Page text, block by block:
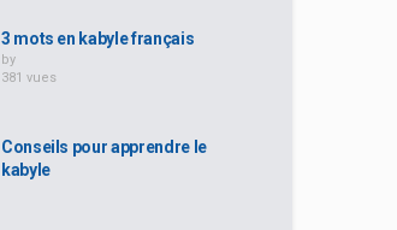
3 mots en kabyle français
by
381 vues
Conseils pour apprendre le
kabyle